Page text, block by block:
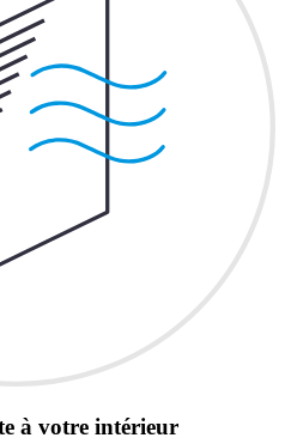
à votre intérieur